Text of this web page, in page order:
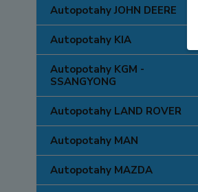
Autopotahy JOHN DEERE
Autopotahy KIA
Autopotahy KGM -
SSANGYONG
Autopotahy LAND ROVER
Autopotahy MAN
Autopotahy MAZDA